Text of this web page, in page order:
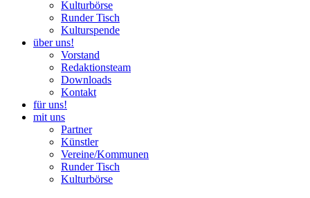
Kulturbörse
Runder Tisch
Kulturspende
über uns!
Vorstand
Redaktionsteam
Downloads
Kontakt
für uns!
mit uns
Partner
Künstler
Vereine/Kommunen
Runder Tisch
Kulturbörse